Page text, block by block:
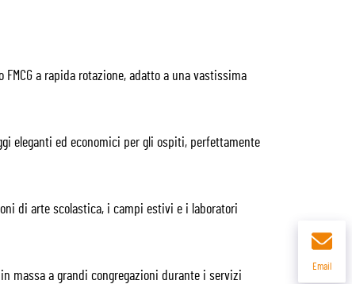
a rapida rotazione, adatto a una vastissima
eleganti ed economici per gli ospiti, perfettamente
di arte scolastica, i campi estivi e i laboratori
a grandi congregazioni durante i servizi
Email